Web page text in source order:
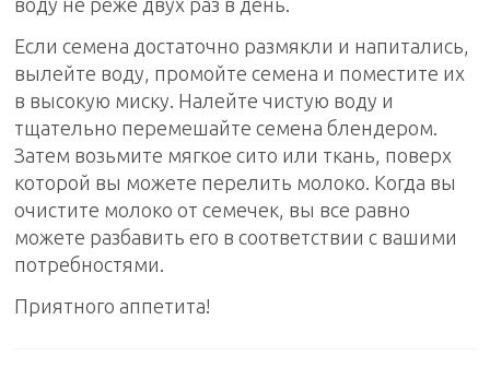
Если семена достаточно размякли и напитались,
вылейте воду, промойте семена и поместите их
в высокую миску. Налейте чистую воду и
тщательно перемешайте семена блендером.
Затем возьмите мягкое сито или ткань, поверх
которой вы можете перелить молоко. Когда вы
очистите молоко от семечек, вы все равно
можете разбавить его в соответствии с вашими
потребностями.
Приятного аппетита!